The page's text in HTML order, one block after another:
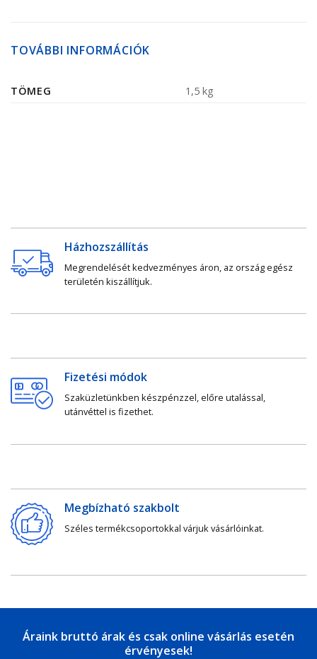
TOVÁBBI INFORMÁCIÓK
TÖMEG 1,5 kg
Házhozszállítás
Megrendelését kedvezményes áron, az ország egész
területén kiszállítjuk.
Fizetési módok
Szaküzletünkben készpénzzel, előre utalással,
utánvéttel is fizethet.
Megbízható szakbolt
Széles termékcsoportokkal várjuk vásárlóinkat.
Áraink bruttó árak és csak online vásárlás esetén
érvényesek!